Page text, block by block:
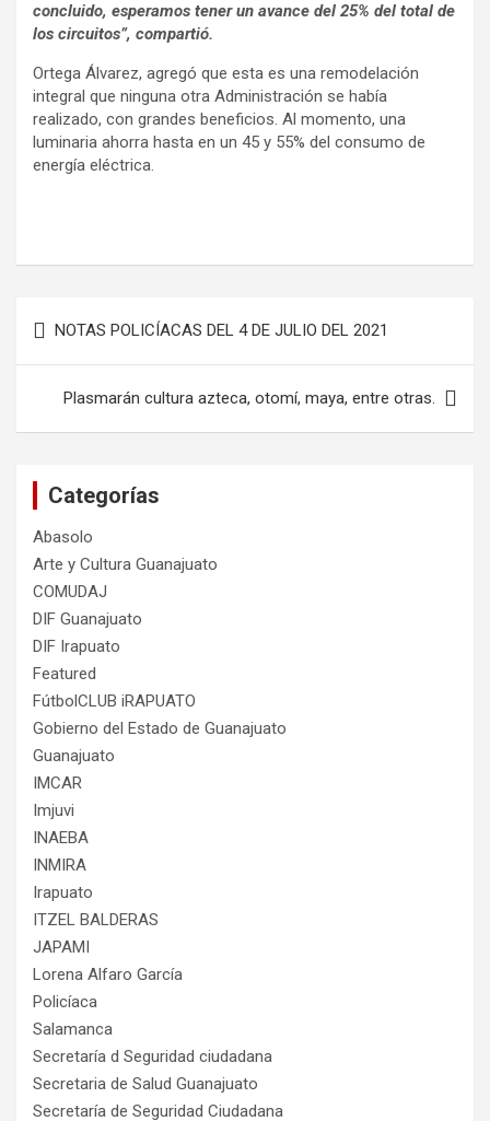
concluido, esperamos tener un avance del 25% del total de
los circuitos”, compartió.
Ortega Álvarez, agregó que esta es una remodelación
integral que ninguna otra Administración se había
realizado, con grandes beneficios. Al momento, una
luminaria ahorra hasta en un 45 y 55% del consumo de
energía eléctrica.
Navegación
de
entradas
NOTAS POLICÍACAS DEL 4 DE JULIO DEL 2021
Plasmarán cultura azteca, otomí, maya, entre otras.
Categorías
Abasolo
Arte y Cultura Guanajuato
COMUDAJ
DIF Guanajuato
DIF Irapuato
Featured
FútbolCLUB iRAPUATO
Gobierno del Estado de Guanajuato
Guanajuato
IMCAR
Imjuvi
INAEBA
INMIRA
Irapuato
ITZEL BALDERAS
JAPAMI
Lorena Alfaro García
Policíaca
Salamanca
Secretaría d Seguridad ciudadana
Secretaria de Salud Guanajuato
Secretaría de Seguridad Ciudadana